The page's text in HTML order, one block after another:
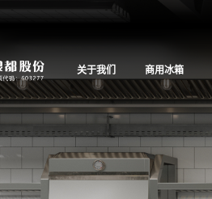
关于我们 商用冰箱